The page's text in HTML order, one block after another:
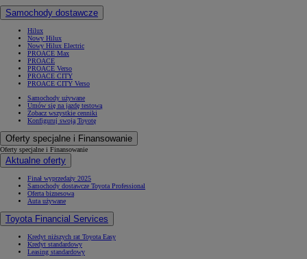
Samochody dostawcze
Hilux
Nowy Hilux
Nowy Hilux Electric
PROACE Max
PROACE
PROACE Verso
PROACE CITY
PROACE CITY Verso
Samochody używane
Umów się na jazdę testową
Zobacz wszystkie cenniki
Konfiguruj swoją Toyotę
Oferty specjalne i Finansowanie
Oferty specjalne i Finansowanie
Aktualne oferty
Finał wyprzedaży 2025
Samochody dostawcze Toyota Professional
Oferta biznesowa
Auta używane
Toyota Financial Services
Kredyt niższych rat Toyota Easy
Kredyt standardowy
Leasing standardowy